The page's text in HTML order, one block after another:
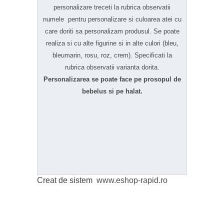
personalizare treceti la rubrica observatii
numele pentru personalizare si culoarea atei cu
care doriti sa personalizam produsul. Se poate
realiza si cu alte figurine si in alte culori (bleu,
bleumarin, rosu, roz, crem). Specificati la
rubrica observatii varianta dorita.
Personalizarea se poate face pe prosopul de
bebelus si pe halat.
Creat de sistem www.eshop-rapid.ro